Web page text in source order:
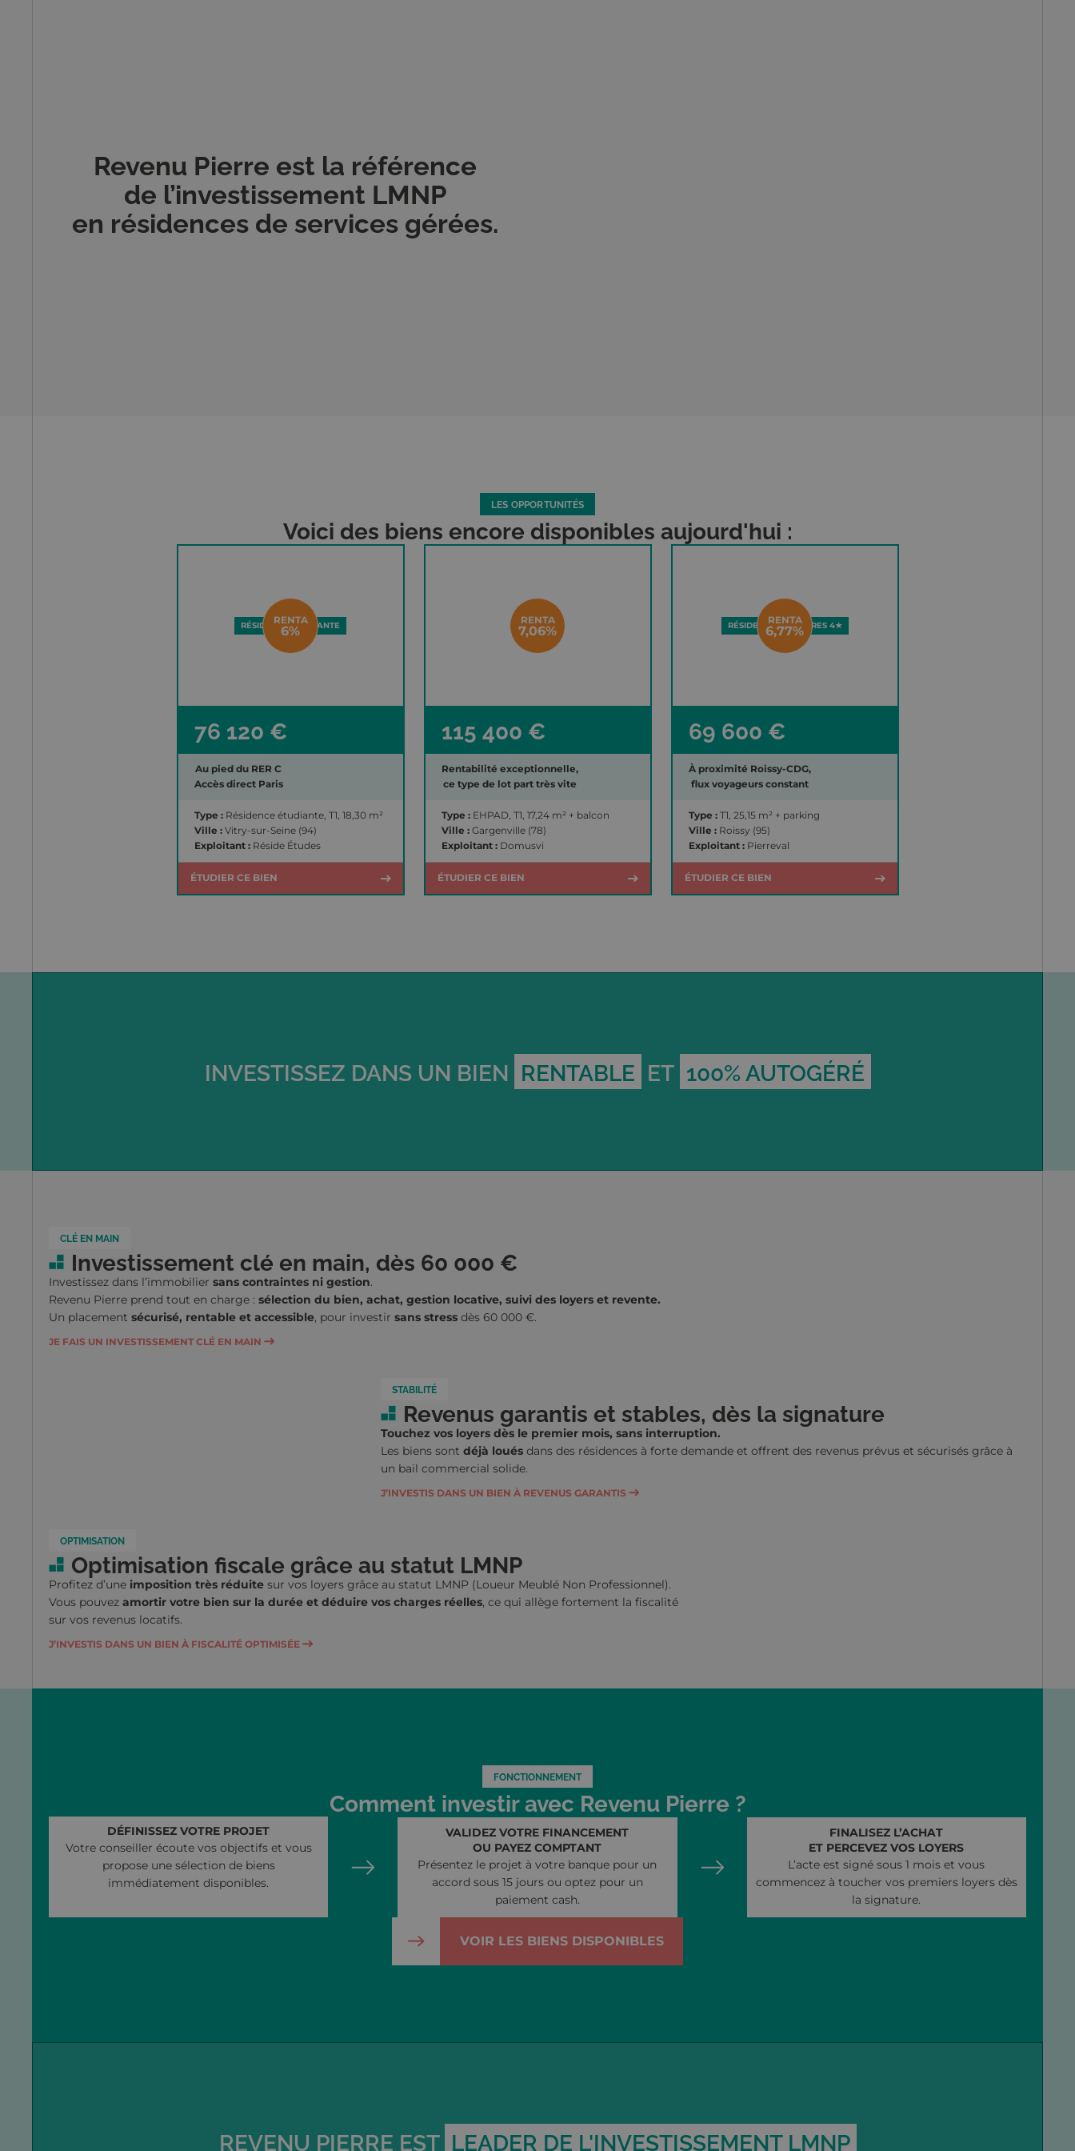
Revenu Pierre est la référence
de l’investissement LMNP
en résidences de services gérées.
LES OPPORTUNITÉS
Voici des biens encore disponibles aujourd'hui :
RENTA
6%
RÉSIDENCE ÉTUDIANTE
76 120 €
Au pied du RER C
Accès direct Paris
Type : Résidence étudiante, T1, 18,30 m²
Ville :Vitry-sur-Seine (94)
Exploitant : Réside Études
ÉTUDIER CE BIEN
RENTA
7,06%
EHPAD
115 400 €
Rentabilité exceptionnelle,
ce type de lot part très vite
Type : EHPAD, T1, 17,24 m² + balcon
Ville :Gargenville (78)
Exploitant : Domusvi
ÉTUDIER CE BIEN
RENTA
6,77%
RÉSIDENCE D'AFFAIRES 4★
69 600 €
À proximité Roissy-CDG,
flux voyageurs constant
Type :T1, 25,15 m² + parking
Ville :Roissy (95)
Exploitant : Pierreval
ÉTUDIER CE BIEN
INVESTISSEZ DANS UN BIEN RENTABLE ET 100% AUTOGÉRÉ
CLÉ EN MAIN
Investissement clé en main, dès 60 000 €
Investissez dans l’immobilier sans contraintes ni gestion.
Revenu Pierre prend tout en charge : sélection du bien, achat, gestion locative, suivi des loyers et revente.
Un placement sécurisé, rentable et accessible, pour investir sans stressdès 60 000 €.
JE FAIS UN INVESTISSEMENT CLÉ EN MAIN
STABILITÉ
Revenus garantis et stables, dès la signature
Touchez vos loyers dès le premier mois, sans interruption.
Les biens sontdéjà louésdans des résidences à forte demande et offrent des revenus prévus et sécurisés grâce à
un bail commercial solide.
J’INVESTIS DANS UN BIEN À REVENUS GARANTIS
OPTIMISATION
Optimisation fiscale grâce au statut LMNP
Profitez d’une imposition très réduitesur vos loyers grâce au statut LMNP (Loueur Meublé Non Professionnel).
Vous pouvezamortir votre bien sur la durée et déduire vos charges réelles, ce qui allège fortement la fiscalité
sur vos revenus locatifs.
J’INVESTIS DANS UN BIEN À FISCALITÉ OPTIMISÉE
FONCTIONNEMENT
Comment investir avec Revenu Pierre ?
DÉFINISSEZ VOTRE PROJET
Votre conseiller écoute vos objectifs et vous
propose une sélection de biens
immédiatement disponibles.
VALIDEZ VOTRE FINANCEMENT
OU PAYEZ COMPTANT
Présentez le projet à votre banque pour un
accord sous 15 jours ou optez pour un
paiement cash.
FINALISEZ L’ACHAT
ET PERCEVEZ VOS LOYERS
L’acte est signé sous 1 mois et vous
commencez à toucher vos premiers loyers dès
la signature.
VOIR LES BIENS DISPONIBLES
REVENU PIERRE EST LEADER DE L'INVESTISSEMENT LMNP